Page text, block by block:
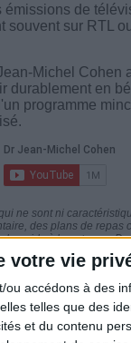
votre vie
ou accédons à des
telles que des
et du contenu
de
souvent sur RTL
Michel Cohen
durablement en
programme
ne sont ni
des plans de repas
poids à long terme.
amincissant, un